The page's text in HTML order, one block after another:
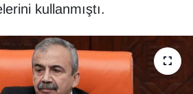
kullanmıştı.